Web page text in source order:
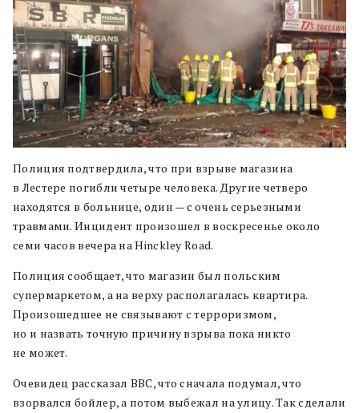
Полиция подтвердила, что при взрыве магазина
в Лестере погибли четыре человека. Другие четверо
находятся в больнице, один — с очень серьезными
травмами. Инцидент произошел в воскресенье около
семи часов вечера на Hinckley Road.
Полиция сообщает, что магазин был польским
супермаркетом, а на верху располагалась квартира.
Произошедшее не связывают с терроризмом,
но и назвать точную причину взрыва пока никто
не может.
Очевидец рассказал BBC, что сначала подумал, что
взорвался бойлер, а потом выбежал на улицу. Так сделали